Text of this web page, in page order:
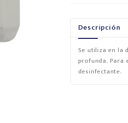
Descripción
Se utiliza en la
profunda. Para
desinfectante.